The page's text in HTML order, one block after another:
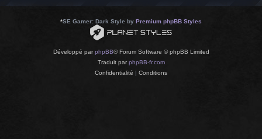
*SE Gamer: Dark Style by Premium phpBB Styles
Développé parphpBB® Forum Software © phpBB Limited
Traduit parphpBB-fr.com
Confidentialité | Conditions